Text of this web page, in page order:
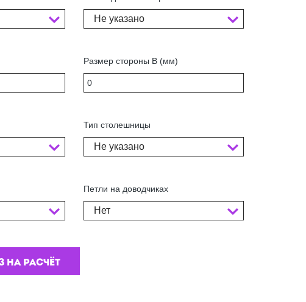
Не указано
Размер стороны В (мм)
Тип столешницы
Не указано
Петли на доводчиках
Нет